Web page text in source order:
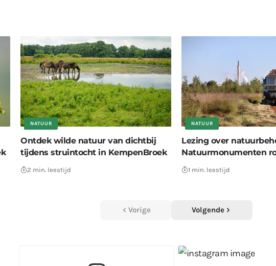
NATUUR
Ontdek wilde natuur van dichtbij
tijdens struintocht in KempenBroek
2 min. leestijd
NATUUR
Lezing over
Natuurmonumenten
1 min. leestijd
Vorige Volgende